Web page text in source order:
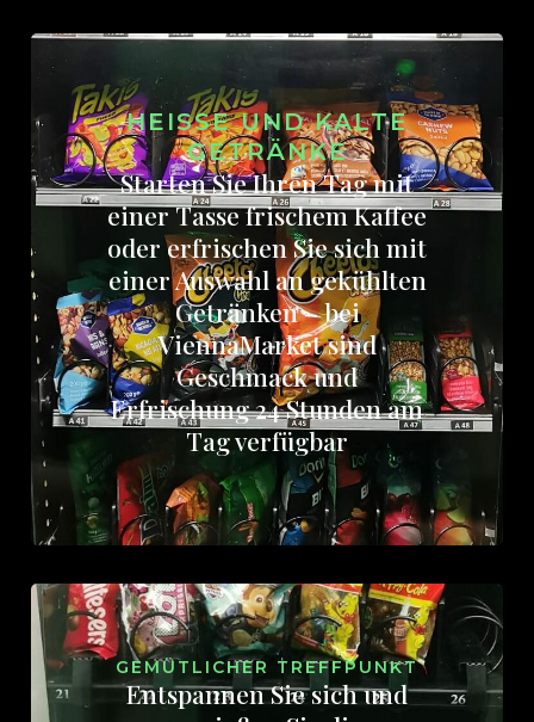
HEISSE UND KALTE G
ETRÄNKE
Starten Sie Ihren Tag mit
einer Tasse frischem Kaffee
oder erfrischen Sie sich mit
einer Auswahl an gekühlten
Getränken – bei
ViennaMarket sind
Geschmack und
Erfrischung 24 Stunden am
Tag verfügbar
GEMÜTLICHER TREFFPUNKT
Entspannen Sie sich und